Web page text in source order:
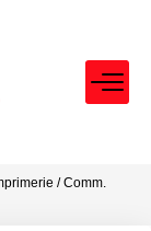
/ Comm.